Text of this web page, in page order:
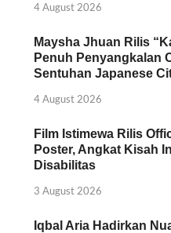
4 August 2026
Maysha Jhuan Rilis
Penuh Penyangkalan
Sentuhan Japanese
4 August 2026
Film Istimewa Rilis
Poster, Angkat Kisah
Disabilitas
3 August 2026
Iqbal Aria Hadirkan